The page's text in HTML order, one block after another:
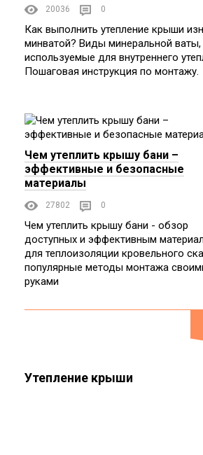
20036 0
Как выполнить утепление крыши
минватой? Виды минеральной ваты,
используемые для внутреннего
Пошаговая инструкция по монтажу.
Чем утеплить крышу бани –
эффективные и безопасные
материалы
27802 0
Чем утеплить крышу бани - обзор
доступных и эффективным
для теплоизоляции кровельного
популярные методы монтажа
руками
Утепление крыши